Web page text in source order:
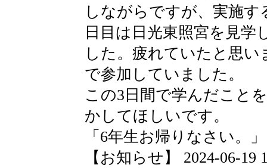
しながらですが、実施
日目は日光東照宮を見学
した。疲れていたと思
で参加していました。
この3日間で学んだこと
かしてほしいです。
「6年生お帰りなさい。」
【お知らせ】 2024-06-19